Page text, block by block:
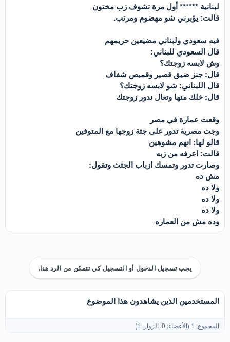
لبنانية ****** أول مرة تشوف زب مختون
قالت: يؤبرني شو مهضوم ومرتب.
فيه سعودي ولبناني مضيعين حريمهم
قال السعودي للبناني:
وش لابسه زوجتك؟
قال: جنز ضيق قصير وقميص شفاف
قال اللبناني: شو لابسه زوجتك؟
قال: خلك منها وتعال ندور زوجتك
وقعت عمارة في مصر
وجت مصرية تدور على جثة زوجها مع المتوفين
قالو لها: انهم مشوهين
قالت: اعرفه من زبه
وصارت تدور وتمسك ازباب الجثث وتقول:
مش ده
ولا ده
ولا ده
ولا ده
وده مش من العماره
يجب تسجيل الدخول أو التسجيل كي تتمكن من الرد هنا.
المستخدمين الذين يشاهدون هذا الموضوع
المجموع: 1 (الأعضاء: 0, الزوار: 1)